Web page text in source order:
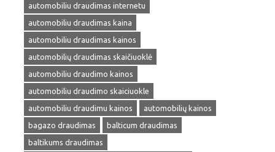
automobiliu draudimas internetu
automobiliu draudimas kaina
automobiliu draudimas kainos
automobilių draudimas skaičiuoklė
automobiliu draudimo kainos
automobiliu draudimo skaiciuokle
automobiliu draudimu kainos
automobilių kainos
bagazo draudimas
balticum draudimas
baltikums draudimas